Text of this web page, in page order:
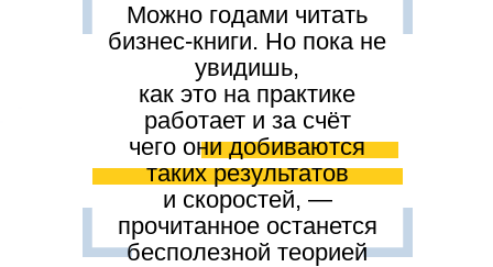
Можно годами читать
бизнес-книги. Но пока не
увидишь,
как это на практике
работает и за счёт
чего они добиваются
таких результатов
и скоростей, —
прочитанное останется
бесполезной теорией